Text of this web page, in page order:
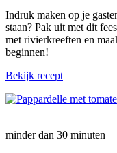
Indruk maken op je
staan? Pak uit met dit
met rivierkreeften en
beginnen!
Bekijk recept
minder dan 30 minuten